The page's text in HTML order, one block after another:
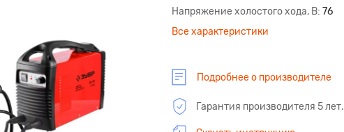
Напряжение холостого хода, В 76
Все характеристики
Подробнее о производителе
Гарантия производителя 5 лет.